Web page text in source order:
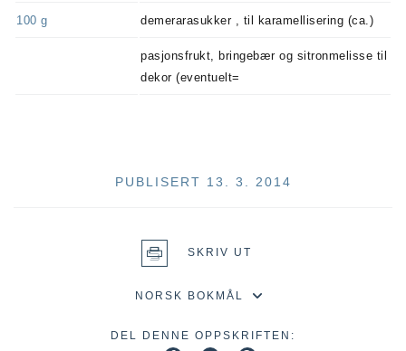
100 g demerarasukker , til karamellisering (ca.)
pasjonsfrukt, bringebær og sitronmelisse til
dekor (eventuelt=
PUBLISERT 13. 3. 2014
SKRIV UT
DEL DENNE OPPSKRIFTEN: